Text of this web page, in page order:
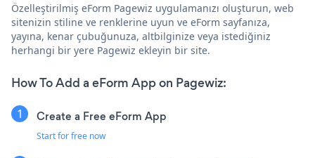
Özelleştirilmiş eForm Pagewiz uygulamanızı oluşturun, web
sitenizin stiline ve renklerine uyun ve eForm sayfanıza,
yayına, kenar çubuğunuza, altbilginize veya istediğiniz
herhangi bir yere Pagewiz ekleyin bir site.
How To Add a eForm App on Pagewiz:
Create a Free eForm App
Start for free now